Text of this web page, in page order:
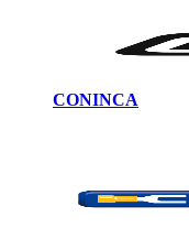
CONINCA